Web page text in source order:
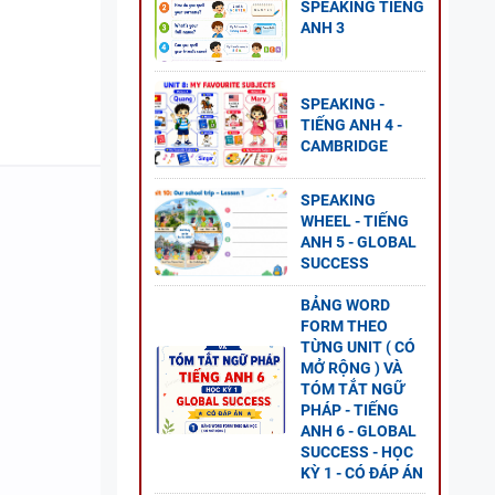
SPEAKING TIẾNG
ANH 3
SPEAKING -
TIẾNG ANH 4 -
CAMBRIDGE
SPEAKING
WHEEL - TIẾNG
ANH 5 - GLOBAL
SUCCESS
BẢNG WORD
FORM THEO
TỪNG UNIT ( CÓ
MỞ RỘNG ) VÀ
TÓM TẮT NGỮ
PHÁP - TIẾNG
ANH 6 - GLOBAL
SUCCESS - HỌC
KỲ 1 - CÓ ĐÁP ÁN